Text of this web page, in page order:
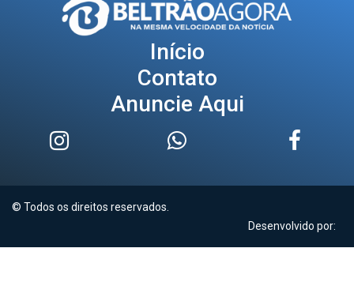
Início
Contato
Anuncie Aqui
© Todos os direitos reservados.
Desenvolvido por: